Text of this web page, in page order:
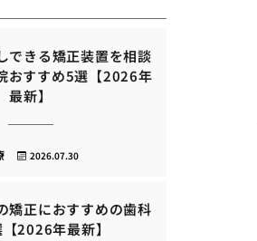
できる矯正装置を相談
おすすめ5選【2026年
最新】
2026.07.30
矯正におすすめの歯科
2026年最新】